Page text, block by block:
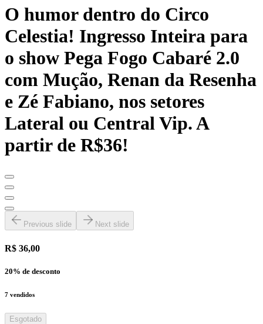
O humor dentro do Circo
Celestia! Ingresso Inteira para
o show Pega Fogo Cabaré 2.0
com Mução, Renan da Resenha
e Zé Fabiano, nos setores
Lateral ou Central Vip. A
partir de R$36!
Previous slide Next slide
R$ 36,00
20% de desconto
7 vendidos
Esgotado